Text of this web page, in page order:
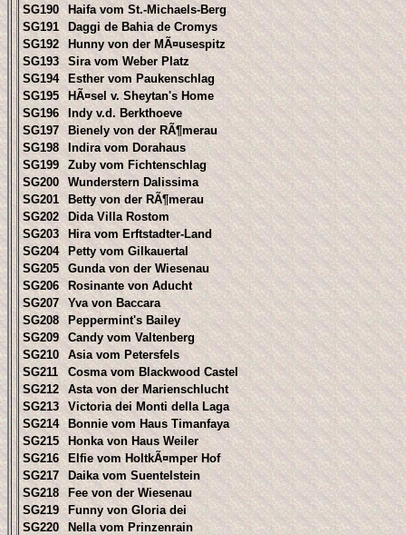
SG190
Haifa vom St.-Michaels-Berg
SG191
Daggi de Bahia de Cromys
SG192
Hunny von der MÃ¤usespitz
SG193
Sira vom Weber Platz
SG194
Esther vom Paukenschlag
SG195
HÃ¤sel v. Sheytan's Home
SG196
Indy v.d. Berkthoeve
SG197
Bienely von der RÃ¶merau
SG198
Indira vom Dorahaus
SG199
Zuby vom Fichtenschlag
SG200
Wunderstern Dalissima
SG201
Betty von der RÃ¶merau
SG202
Dida Villa Rostom
SG203
Hira vom Erftstadter-Land
SG204
Petty vom Gilkauertal
SG205
Gunda von der Wiesenau
SG206
Rosinante von Aducht
SG207
Yva von Baccara
SG208
Peppermint's Bailey
SG209
Candy vom Valtenberg
SG210
Asia vom Petersfels
SG211
Cosma vom Blackwood Castel
SG212
Asta von der Marienschlucht
SG213
Victoria dei Monti della Laga
SG214
Bonnie vom Haus Timanfaya
SG215
Honka von Haus Weiler
SG216
Elfie vom HoltkÃ¤mper Hof
SG217
Daika vom Suentelstein
SG218
Fee von der Wiesenau
SG219
Funny von Gloria dei
SG220
Nella vom Prinzenrain